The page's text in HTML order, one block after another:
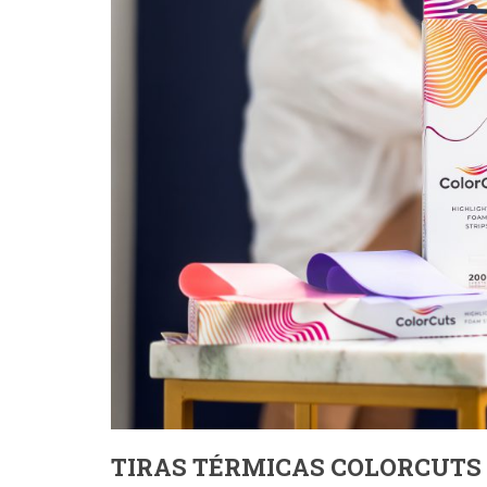
TIRAS TÉRMICAS